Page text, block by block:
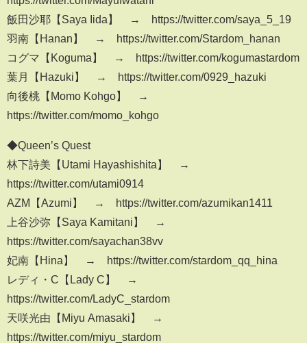
飯田沙耶【Saya Iida】 → https://twitter.com/saya_5_19
羽南【Hanan】 → https://twitter.com/Stardom_hanan
コグマ【Koguma】 → https://twitter.com/kogumastardom
葉月【Hazuki】 → https://twitter.com/0929_hazuki
向後桃【Momo Kohgo】 →
https://twitter.com/momo_kohgo
◆Queen’s Quest
林下詩美【Utami Hayashishita】 →
https://twitter.com/utami0914
AZM【Azumi】 → https://twitter.com/azumikan1411
上谷沙弥【Saya Kamitani】 →
https://twitter.com/sayachan38vv
妃南【Hina】 → https://twitter.com/stardom_qq_hina
レディ・C【Lady C】 →
https://twitter.com/LadyC_stardom
天咲光由【Miyu Amasaki】 →
https://twitter.com/miyu_stardom